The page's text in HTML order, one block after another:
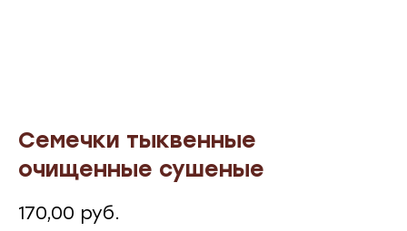
Семечки тыквенные
очищенные сушеные
170,00 руб.